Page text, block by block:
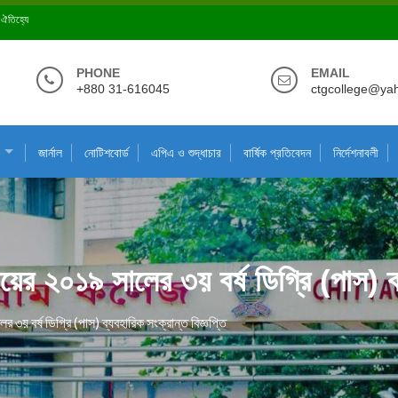
ঐতিহ্যে
PHONE
+880 31-616045
EMAIL
জার্নাল নোটিশবোর্ড এপিএ ও শুদ্ধাচার বার্ষিক প্রতিবেদন নির্দেশনাবলী
২০১৯ সালের ৩য় বর্ষ ডিগ্রি (পাস)
৩য় বর্ষ ডিগ্রি (পাস) ব্যবহারিক সংক্রান্ত বিজ্ঞপ্তি